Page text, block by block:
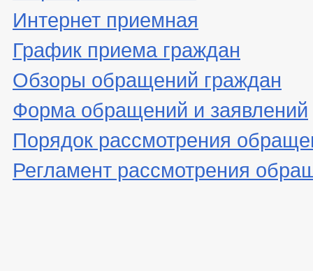
Интернет приемная
График приема граждан
Обзоры обращений граждан
Форма обращений и заявлений
Порядок рассмотрения
Регламент рассмотрения